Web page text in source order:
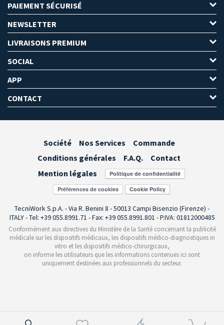
PAIEMENT SÉCURISÉ
NEWSLETTER
LIVRAISONS PREMIUM
SOCIAL
APP
CONTACT
Société Nos Services
Commande
Conditions générales
F.A.Q.
Contact
Mention légales
Préférences de cookies
TecniWork S.p.A. - Via R. Benini 8 - 50013 Campi Bisenzio (Firenze) -
ITALY - Tel: +39 055.8991.71 - Fax: +39 055.8991.801 - P.IVA: 01812000485
Conformément aux directives du Ministère de la Santé concernant la publicité
médicale sur les dispositifs médicaux, les dispositifs médico-diagnostiques in
vitro et les dispositifs médico-chirurgicaux,
on informe les utilisateurs que les informations contenues ici sont
uniquement destinées aux professionnels du secteur.